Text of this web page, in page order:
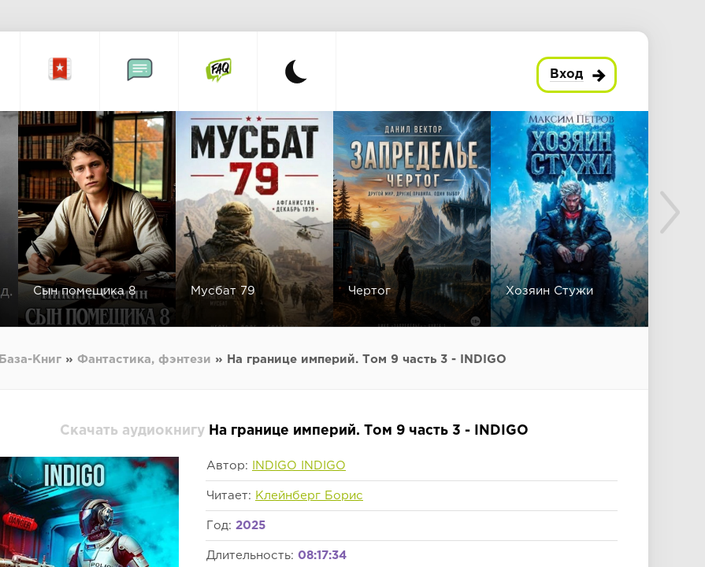
Вход
Сын помещика 8 Мусбат 79 Чертог Хозяин Стужи
База-Книг » Фантастика, фэнтези » На границе империй. Том 9 часть 3 - INDIGO
Скачать аудиокнигу На границе империй. Том 9 часть 3 - INDIGO
Автор: INDIGO INDIGO
Читает: Клейнберг Борис
Год: 2025
Длительность: 08:17:34